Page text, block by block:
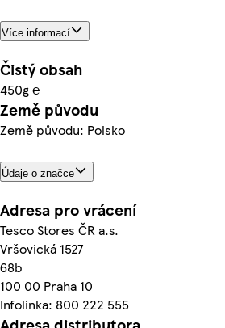
Více informací
Čistý obsah
450g ℮
Země původu
Země původu: Polsko
Údaje o značce
Adresa pro vrácení
Tesco Stores ČR a.s.
Vršovická 1527
68b
100 00 Praha 10
Infolinka: 800 222 555